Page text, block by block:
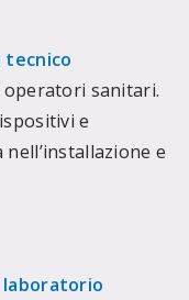
tecnico
operatori sanitari.
e
e
laboratorio